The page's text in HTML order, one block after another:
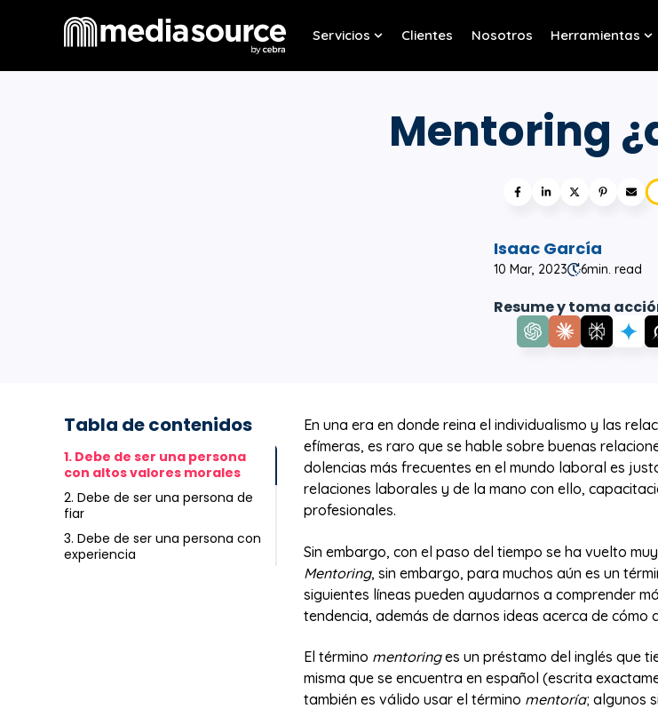
Servicios
Show submenu for Servicios
Clientes Nosotros Herramientas
Mentoring
Isaac García
10 Mar, 2023 6min. read
Resume y toma
Tabla de contenidos
1. Debe de ser una persona
con altos valores morales
2. Debe de ser una persona de
fiar
3. Debe de ser una persona con
experiencia
En una era en donde reina el individualismo y las
efímeras, es raro que se hable sobre buenas
dolencias más frecuentes en el mundo laboral es
relaciones laborales y de la mano con ello,
profesionales.
Sin embargo, con el paso del tiempo se ha vuelto
Mentoring, sin embargo, para muchos aún es un
siguientes líneas pueden ayudarnos a comprender
tendencia, además de darnos ideas acerca de cómo
El término mentoringes un préstamo del inglés que
misma que se encuentra en español (escrita
también es válido usar el término mentoría; algunos